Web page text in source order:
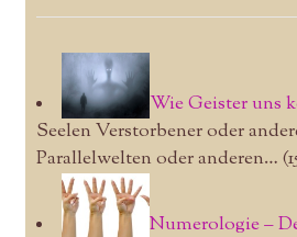
Wie Geister uns
Seelen Verstorbener oder
Parallelwelten oder anderen…
Numerologie –